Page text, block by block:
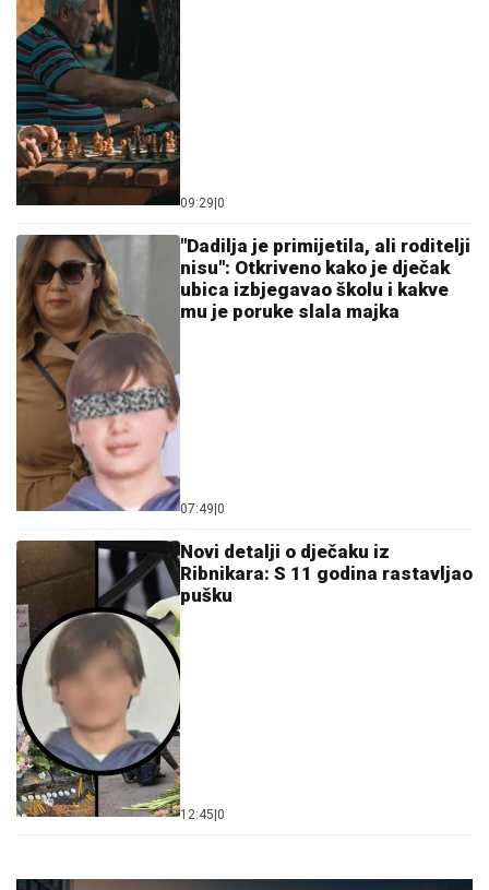
09:29 0
"Dadilja je primijetila, ali roditelji
nisu": Otkriveno kako je dječak
ubica izbjegavao školu i kakve
mu je poruke slala majka
07:49 0
Novi detalji o d‌ječaku iz
Ribnikara: S 11 godina rastavljao
pušku
12:45 0